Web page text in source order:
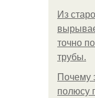
Из
точно
трубы.
Почему
полюсу